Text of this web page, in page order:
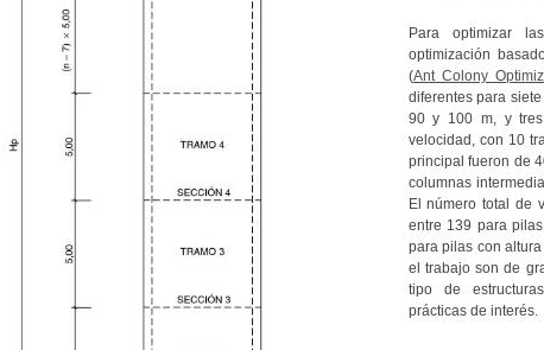
Para optimizar
optimización
(Ant Colony
diferentes para
90 y 100 m, y
velocidad, con 10
principal fueron de
columnas
El número total de
entre 139 para
para pilas con
el trabajo son de
tipo de
prácticas de interés.